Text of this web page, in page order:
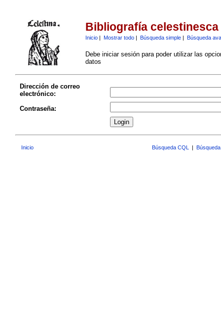
Bibliografía celestinesca
Inicio| Mostrar todo| Búsqueda simple| Búsqueda
Debe iniciar sesión para poder utilizar las
datos
Dirección de correo
electrónico:
Contraseña:
Inicio Búsqueda CQL |